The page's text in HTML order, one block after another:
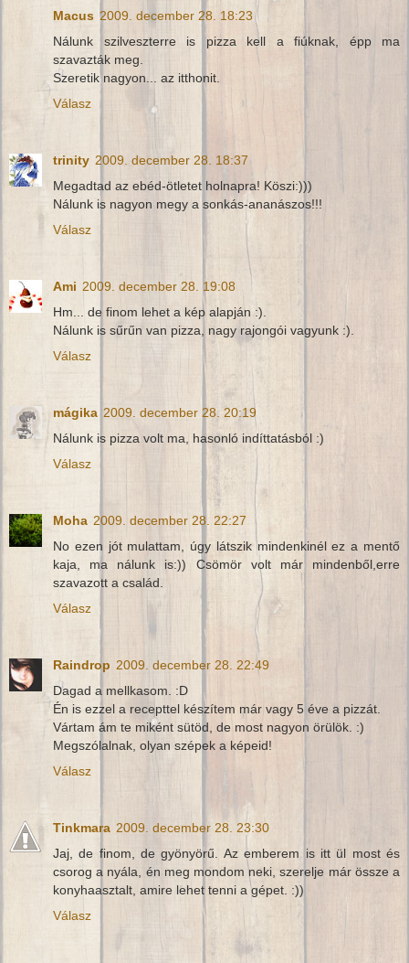
Macus 2009. december 28. 18:23
Nálunk szilveszterre is pizza kell a fiúknak, épp ma
szavazták meg.
Szeretik nagyon... az itthonit.
Válasz
trinity 2009. december 28. 18:37
Megadtad az ebéd-ötletet holnapra! Köszi:)))
Nálunk is nagyon megy a sonkás-ananászos!!!
Válasz
Ami 2009. december 28. 19:08
Hm... de finom lehet a kép alapján :).
Nálunk is sűrűn van pizza, nagy rajongói vagyunk :).
Válasz
mágika 2009. december 28. 20:19
Nálunk is pizza volt ma, hasonló indíttatásból :)
Válasz
Moha 2009. december 28. 22:27
No ezen jót mulattam, úgy látszik mindenkinél ez a mentő
kaja, ma nálunk is:)) Csömör volt már mindenből,erre
szavazott a család.
Válasz
Raindrop 2009. december 28. 22:49
Dagad a mellkasom. :D
Én is ezzel a recepttel készítem már vagy 5 éve a pizzát.
Vártam ám te miként sütöd, de most nagyon örülök. :)
Megszólalnak, olyan szépek a képeid!
Válasz
Tinkmara 2009. december 28. 23:30
Jaj, de finom, de gyönyörű. Az emberem is itt ül most és
csorog a nyála, én meg mondom neki, szerelje már össze a
konyhaasztalt, amire lehet tenni a gépet. :))
Válasz